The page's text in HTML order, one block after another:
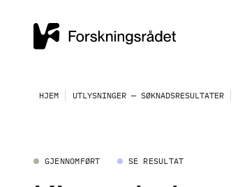
HJEM UTLYSNINGER — SØKNADSRESULTATER
GJENNOMFØRT SE RESULTAT